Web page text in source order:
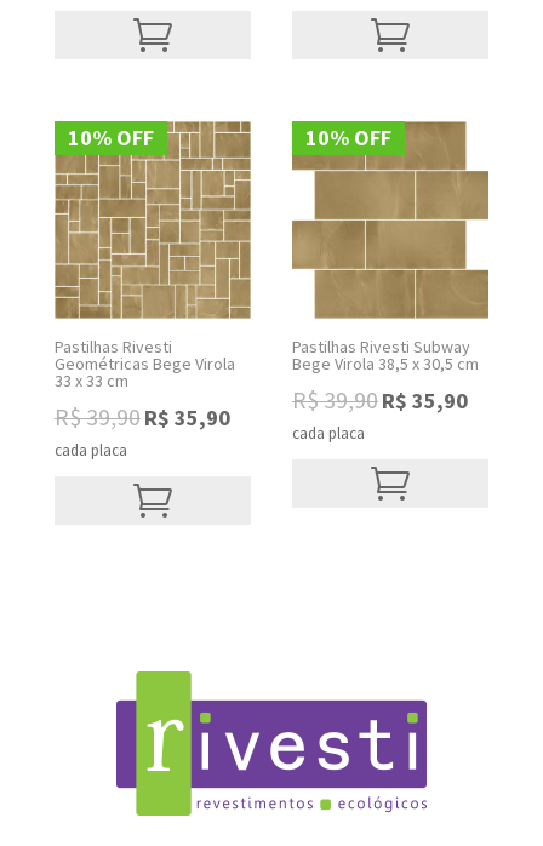
R$ 39,90.
R$ 39,90.
10% OFF
Pastilhas Rivesti
Geométricas Bege Virola
33 x 33 cm
R$39,90 Original
R$ 39,90.
R$ 35,90Current
cada placa
10% OFF
Pastilhas Rivesti Subway
Bege Virola 38,5 x 30,5 cm
R$39,90 Original
R$ 39,90.
R$ 35,90
cada placa